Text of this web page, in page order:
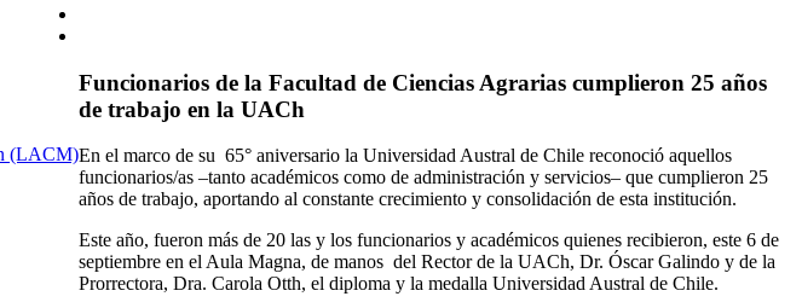
(LACM)
Funcionarios de la Facultad de Ciencias Agrarias cumplieron 25 años
de trabajo en la UACh
En el marco de su 65° aniversario la Universidad Austral de Chile reconoció aquellos
funcionarios/as –tanto académicos como de administración y servicios– que cumplieron 25
años de trabajo, aportando al constante crecimiento y consolidación de esta institución.
Este año, fueron más de 20 las y los funcionarios y académicos quienes recibieron, este 6 de
septiembre en el Aula Magna, de manos del Rector de la UACh, Dr. Óscar Galindo y de la
Prorrectora, Dra. Carola Otth, el diploma y la medalla Universidad Austral de Chile.